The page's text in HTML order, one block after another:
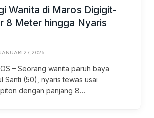
Wanita di Maros Digigit-
8 Meter hingga Nyaris
27, 2026
– Seorang wanita paruh baya
Santi (50), nyaris tewas usai
dengan panjang 8…